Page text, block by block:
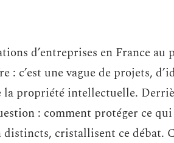
d’entreprises en France
: c’est une vague de projets,
propriété intellectuelle.
: comment protéger ce
distincts, cristallisent ce débat.